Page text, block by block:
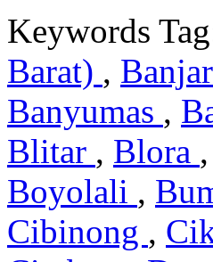
Keywords
Barat) ,
Banyumas ,
Blitar , Blora ,
Boyolali ,
Cibinong ,